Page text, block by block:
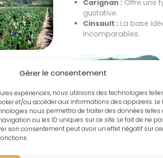
Gérer le consentement
expériences, nous utilisons des technologies
et/ou accéder aux informations des appareils. Le
nous permettra de traiter des données telles
ou les ID uniques sur ce site. Le fait de ne
son consentement peut avoir un effet négatif sur
Carignan : Offre une
gustative.
Cinsault : La base
incomparables.